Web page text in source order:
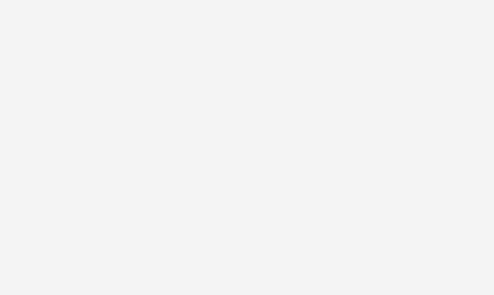
Comfort
kombinierter Wert der CO2-Emission: 121 g/km; CO2-
AT Comfort
kombinierter Wert der CO2-Emission: 132 g/km; CO2-